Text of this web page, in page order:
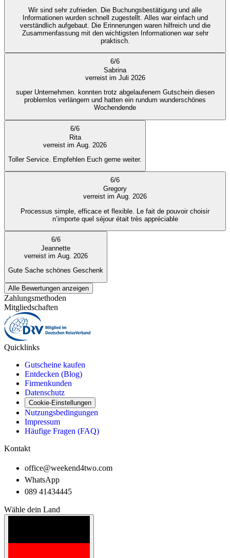
Wir sind sehr zufrieden. Die Buchungsbestätigung und alle
Informationen wurden schnell zugestellt. Alles war einfach und
verständlich aufgebaut. Die Erinnerungen waren hilfreich und die
Zusammenfassung mit den wichtigsten Informationen war sehr
praktisch.
6/6
Sabrina
verreist im Juli 2026
super Unternehmen. konnten trotz abgelaufenem Gutschein diesen
problemlos verlängern und hatten ein rundum wunderschönes
Wochendende
6/6
Rita
verreist im Aug. 2026
Toller Service. Empfehlen Euch gerne weiter.
6/6
Gregory
verreist im Aug. 2026
Processus simple, efficace et flexible. Le fait de pouvoir choisir
n’importe quel séjour était très appréciable
6/6
Jeannette
verreist im Aug. 2026
Gute Sache schönes Geschenk
Alle Bewertungen anzeigen
Zahlungsmethoden
Mitgliedschaften
Quicklinks
Gutscheine kaufen
Entdecken (Blog)
Firmenkunden
Datenschutz
Cookie-Einstellungen
Nutzungsbedingungen
Impressum
Häufige Fragen (FAQ)
Kontakt
office@weekend4two.com
WhatsApp
089 41434445
Wähle dein Land